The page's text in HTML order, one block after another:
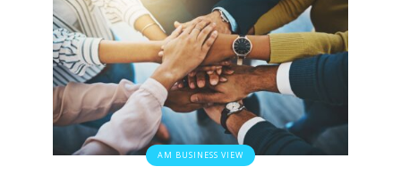
AM BUSINESS VIEW